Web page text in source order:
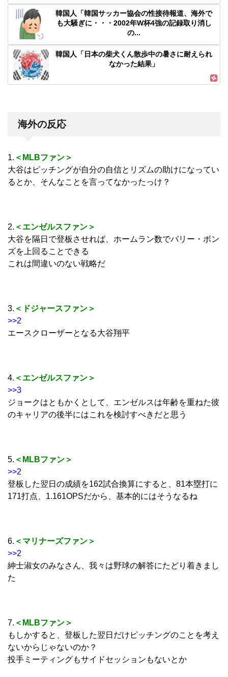
韓国人「韓国サッカー協会の性接待報道、海外で
も大騒ぎに・・・2002年W杯4強の記録取り消し
の...
韓国人「日本の柴犬くん散歩中の暑さに耐えられ
なかった結果」
海外の反応
1. ＜MLBファン＞
大谷はピッチングが自分の自信とリズムの助けになってい
るとか、そんなことを言ってなかったっけ？
2. ＜エンゼルスファン＞
大谷を隔日で登板させれば、ホームラン数でバリー・ボン
ズを上回ることできる
これは間違いのない戦略だ
3. ＜ドジャースファン＞
>>2
エースクローザーとなる大谷翔平
4. ＜エンゼルスファン＞
>>3
ジョークはともかくとして、エンゼルスは年齢を重ねた彼
のキャリアの後半にはこれを検討すべきだと思う
5. ＜MLBファン＞
>>2
登板した翌日の成績を162試合換算にすると、81本塁打に
171打点、1.161OPSだから、基本的にはそうなるね
6. ＜マリナーズファン＞
>>2
紳士淑女のみなさん、我々は野球の解答にたどり着きまし
た
7. ＜MLBファン＞
もしかすると、登板した翌日だけピッチングのことを考え
ないからじゃないのか？
投手ミーティングもサイドセッションもないとか